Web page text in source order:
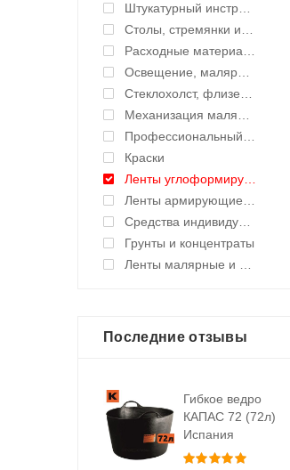
Штукатурный инструмент
Столы, стремянки и подмости
Расходные материалы
Освещение, малярные светильники
Стеклохолст, флизелин малярный
Механизация малярных работ
Профессиональный инструмент и оборудование
Краски
Ленты углоформирующие, углозащитные
Ленты армирующие для швов и стыков
Средства индивидуальной защиты (СИЗ)
Грунты и концентраты
Ленты малярные и укрывные материалы
Последние отзывы
Гибкое ведро
КАПАС 72 (72л)
Испания